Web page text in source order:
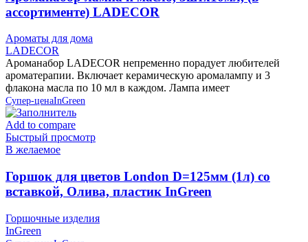
ассортименте) LADECOR
Ароматы для дома
LADECOR
Ароманабор LADECOR непременно порадует любителей
ароматерапии. Включает керамическую аромалампу и 3
флакона масла по 10 мл в каждом. Лампа имеет
Супер-ценаInGreen
Add to compare
Быстрый просмотр
В желаемое
Горшок для цветов London D=125мм (1л) со
вставкой, Олива, пластик InGreen
Горшочные изделия
InGreen